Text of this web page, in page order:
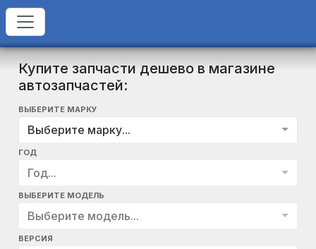
Купите запчасти дешево в магазине
автозапчастей:
ВЫБЕРИТЕ МАРКУ
Выберите марку...
ГОД
Год...
ВЫБЕРИТЕ МОДЕЛЬ
Выберите модель...
ВЕРСИЯ